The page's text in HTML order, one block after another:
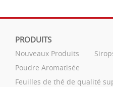
PRODUITS
Nouveaux Produits
Poudre Aromatisée
Feuilles de thé de qualité